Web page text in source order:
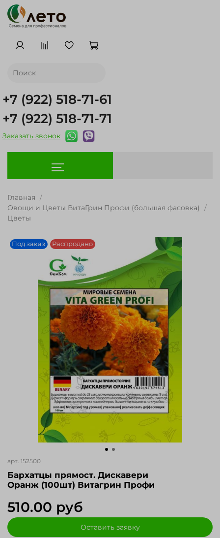
+7 (922) 518-71-61
+7 (922) 518-71-71
Заказать звонок
Главная
Овощи и Цветы ВитаГрин Профи (большая фасовка)
Цветы
Под заказ Распродано
арт. 152500
Бархатцы прямост. Дискавери
Оранж (100шт) Витагрин Профи
510.00 руб
Оставить заявку